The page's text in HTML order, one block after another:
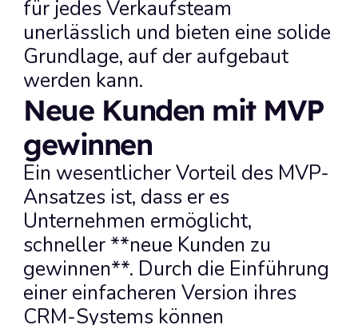
für jedes Verkaufsteam
unerlässlich und bieten eine solide
Grundlage, auf der aufgebaut
werden kann.
Neue Kunden mit MVP
gewinnen
Ein wesentlicher Vorteil des MVP-
Ansatzes ist, dass er es
Unternehmen ermöglicht,
schneller **neue Kunden zu
gewinnen**. Durch die Einführung
einer einfacheren Version ihres
CRM-Systems können